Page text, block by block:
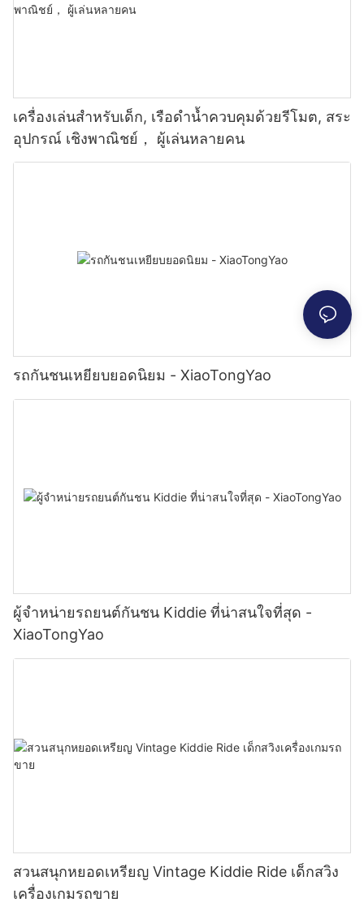
เครื่องเล่นสำหรับเด็ก, เรือดำน้ำควบคุมด้วยรีโมต, สระ
อุปกรณ์ เชิงพาณิชย์， ผู้เล่นหลายคน
รถกันชนเหยียบยอดนิยม - XiaoTongYao
ผู้จำหน่ายรถยนต์กันชน Kiddie ที่น่าสนใจที่สุด -
XiaoTongYao
สวนสนุกหยอดเหรียญ Vintage Kiddie Ride เด็กสวิง
เครื่องเกมรถขาย